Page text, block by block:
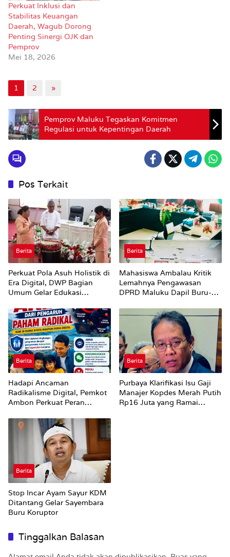
Perkuat Inklusi dan
Stabilitas Keuangan
Daerah, Wagub Dorong
Penting Sinergi OJK dan
Pemprov
Mei 18, 2026
1 2 »
Pemprov Maluku Tegaskan Komitmen
Regulasi untuk Kepentingan Daerah
Pos Terkait
Berita
Perkuat Pola Asuh Holistik di
Era Digital, DWP Bagian
Umum Gelar Edukasi
Berita
Mahasiswa Ambalau Kritik
Lemahnya Pengawasan
DPRD Maluku Dapil Buru-
Perubahan Status Jalan
Berita
Hadapi Ancaman
Radikalisme Digital, Pemkot
Ambon Perkuat Peran
Berita
Purbaya Klarifikasi Isu Gaji
Manajer Kopdes Merah Putih
Rp16 Juta yang Ramai
Berita
Stop Incar Ayam Sayur KDM
Ditantang Gelar Sayembara
Buru Koruptor
Tinggalkan Balasan